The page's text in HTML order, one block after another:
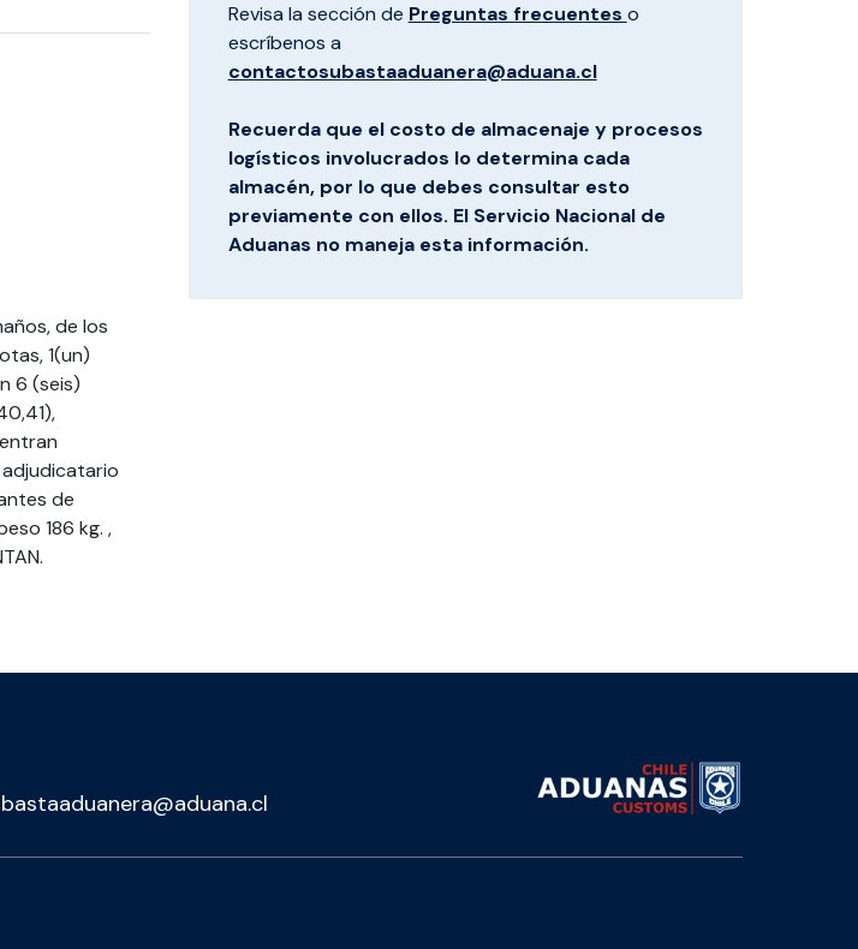
de los
1(un)
6 (seis)
de
186 kg. ,
Revisa la sección de Preguntas frecuentes o
escríbenos a
contactosubastaaduanera@aduana.cl
Recuerda que el costo de almacenaje y procesos
logísticos involucrados lo determina cada
almacén, por lo que debes consultar esto
previamente con ellos. El Servicio Nacional de
Aduanas no maneja esta información.